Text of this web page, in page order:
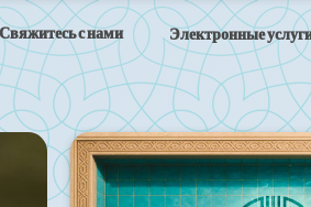
Свяжитесь с нами Электронные